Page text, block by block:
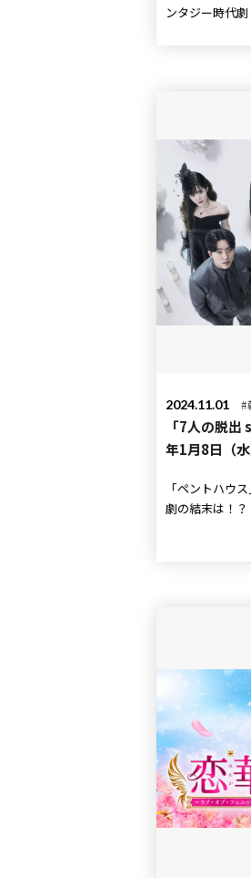
2024.11.01 #
「7人の脱
年1月8日（
「ペントハウ